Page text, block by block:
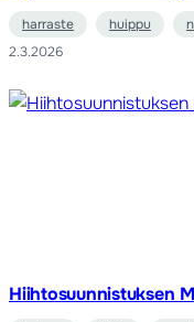
harraste huippu
2.3.2026
Hiihtosuunnistuksen